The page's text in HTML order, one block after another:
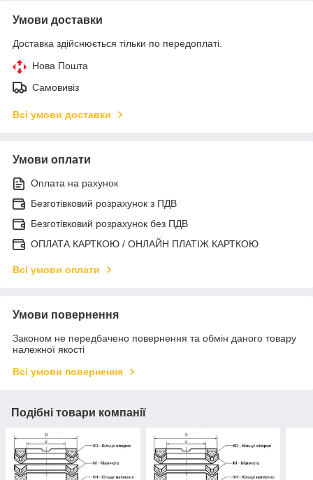
Умови доставки
Доставка здійснюється тільки по передоплаті.
Нова Пошта
Самовивіз
Всі умови доставки
Умови оплати
Оплата на рахунок
Безготівковий розрахунок з ПДВ
Безготівковий розрахунок без ПДВ
ОПЛАТА КАРТКОЮ / ОНЛАЙН ПЛАТІЖ КАРТКОЮ
Всі умови оплати
Умови повернення
Законом не передбачено повернення та обмін даного товару
належної якості
Всі умови повернення
Подібні товари компанії